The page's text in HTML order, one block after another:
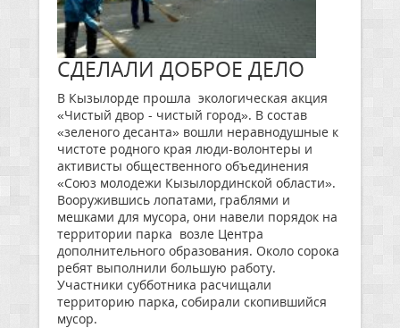
СДЕЛАЛИ ДОБРОЕ ДЕЛО
В Кызылорде прошла экологическая акция
«Чистый двор - чистый город». В состав
«зеленого десанта» вошли неравнодушные к
чистоте родного края люди-волонтеры и
активисты общественного объединения
«Союз молодежи Кызылординской области».
Вооружившись лопатами, граблями и
мешками для мусора, они навели порядок на
территории парка возле Центра
дополнительного образования. Около сорока
ребят выполнили большую работу.
Участники субботника расчищали
территорию парка, собирали скопившийся
мусор.